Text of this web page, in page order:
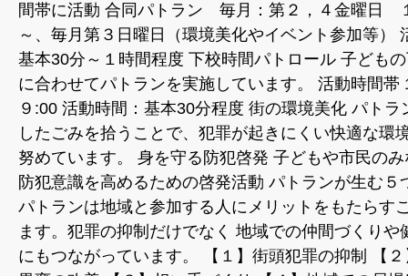
間帯に活動 合同パトラン 毎月：第２，４金曜日
～、毎月第３日曜日（環境美化やイベント参加等）
基本30分～１時間程度 下校時間パトロール 子ども
に合わせてパトランを実施しています。 活動時間帯
９:00 活動時間：基本30分程度 街の環境美化 パトラ
したごみを拾うことで、犯罪が起きにくい快適な環
努めています。 身を守る防犯啓発 子どもや市民の
防犯意識を高めるための啓発活動 パトランが生む５
パトランは地域と参加する人にメリットをもたらす
ます。犯罪の抑制だけでなく 地域での仲間づくりや
にもつながっています。 【１】街頭犯罪の抑制 【